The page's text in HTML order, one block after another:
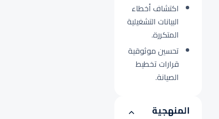
اكتشاف أخطاء
البيانات التشغيلية
المتكررة.
تحسين موثوقية
قرارات تخطيط
الصيانة.
المنهجية